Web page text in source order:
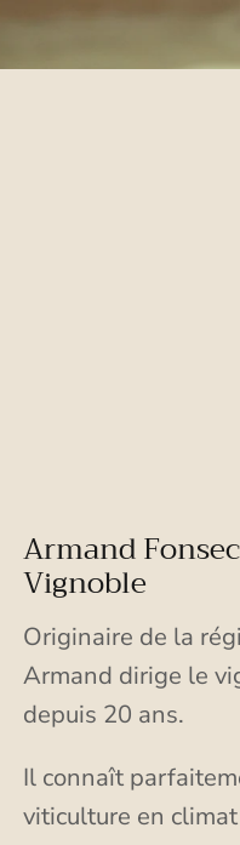
Armand
Vignoble
Originaire de la
Armand dirige le
depuis 20 ans.
Il connaît
viticulture en